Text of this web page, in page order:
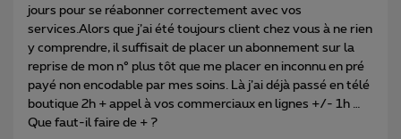
jours pour se réabonner correctement avec vos
services.Alors que j’ai été toujours client chez vous à ne rien
y comprendre, il suffisait de placer un abonnement sur la
reprise de mon n° plus tôt que me placer en inconnu en pré
payé non encodable par mes soins. Là j’ai déjà passé en télé
boutique 2h + appel à vos commerciaux en lignes +/- 1h …
Que faut-il faire de + ?